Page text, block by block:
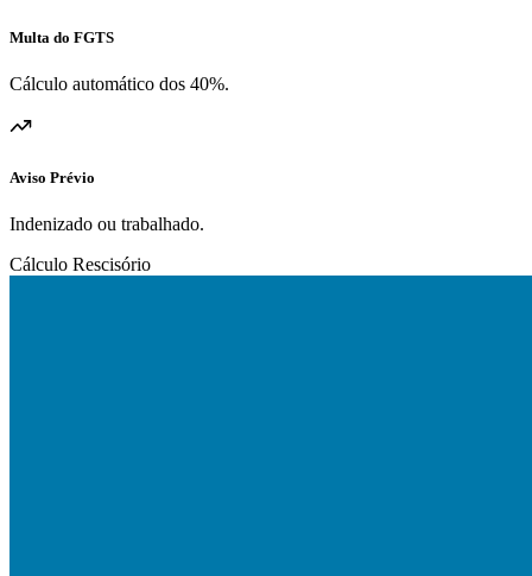
Multa do FGTS
Cálculo automático dos 40%.
Aviso Prévio
Indenizado ou trabalhado.
Cálculo Rescisório